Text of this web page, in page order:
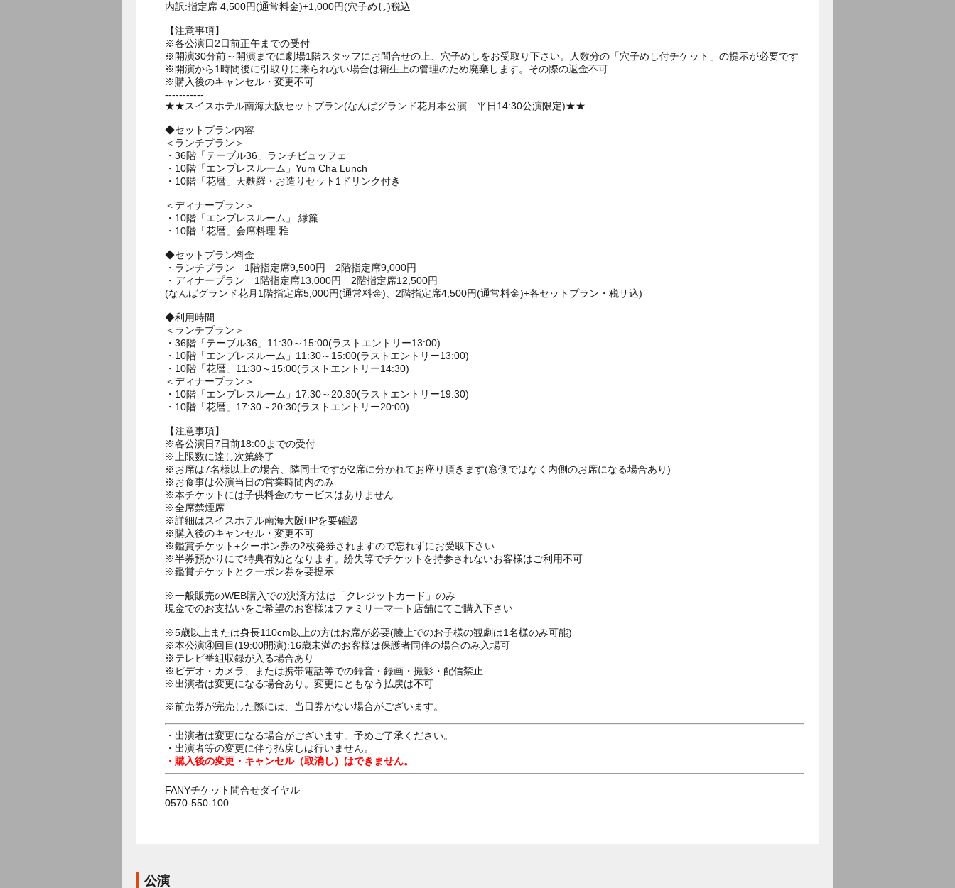
内訳:指定席 4,500円(通常料金)+1,000円(穴子めし)税込
【注意事項】
※各公演日2日前正午までの受付
※開演30分前～開演までに劇場1階スタッフにお問合せの上、穴子めしをお受取り下さい。人数分の「穴子めし付チケット」の提示が必要です
※開演から1時間後に引取りに来られない場合は衛生上の管理のため廃棄します。その際の返金不可
※購入後のキャンセル・変更不可
-----------
★★スイスホテル南海大阪セットプラン(なんばグランド花月本公演 平日14:30公演限定)★★
◆セットプラン内容
＜ランチプラン＞
・36階「テーブル36」ランチビュッフェ
・10階「エンプレスルーム」Yum Cha Lunch
・10階「花暦」天麩羅・お造りセット1ドリンク付き
＜ディナープラン＞
・10階「エンプレスルーム」 緑簾
・10階「花暦」会席料理 雅
◆セットプラン料金
・ランチプラン 1階指定席9,500円 2階指定席9,000円
・ディナープラン 1階指定席13,000円 2階指定席12,500円
(なんばグランド花月1階指定席5,000円(通常料金)、2階指定席4,500円(通常料金)+各セットプラン・税サ込)
◆利用時間
＜ランチプラン＞
・36階「テーブル36」11:30～15:00(ラストエントリー13:00)
・10階「エンプレスルーム」11:30～15:00(ラストエントリー13:00)
・10階「花暦」11:30～15:00(ラストエントリー14:30)
＜ディナープラン＞
・10階「エンプレスルーム」17:30～20:30(ラストエントリー19:30)
・10階「花暦」17:30～20:30(ラストエントリー20:00)
【注意事項】
※各公演日7日前18:00までの受付
※上限数に達し次第終了
※お席は7名様以上の場合、隣同士ですが2席に分かれてお座り頂きます(窓側ではなく内側のお席になる場合あり)
※お食事は公演当日の営業時間内のみ
※本チケットには子供料金のサービスはありません
※全席禁煙席
※詳細はスイスホテル南海大阪HPを要確認
※購入後のキャンセル・変更不可
※鑑賞チケット+クーポン券の2枚発券されますので忘れずにお受取下さい
※半券預かりにて特典有効となります。紛失等でチケットを持参されないお客様はご利用不可
※鑑賞チケットとクーポン券を要提示
※一般販売のWEB購入での決済方法は「クレジットカード」のみ
現金でのお支払いをご希望のお客様はファミリーマート店舗にてご購入下さい
※5歳以上または身長110cm以上の方はお席が必要(膝上でのお子様の観劇は1名様のみ可能)
※本公演④回目(19:00開演):16歳未満のお客様は保護者同伴の場合のみ入場可
※テレビ番組収録が入る場合あり
※ビデオ・カメラ、または携帯電話等での録音・録画・撮影・配信禁止
※出演者は変更になる場合あり。変更にともなう払戻は不可
※前売券が完売した際には、当日券がない場合がございます。
・出演者は変更になる場合がございます。予めご了承ください。
・出演者等の変更に伴う払戻しは行いません。
・購入後の変更・キャンセル（取消し）はできません。
FANYチケット問合せダイヤル
0570-550-100
公演